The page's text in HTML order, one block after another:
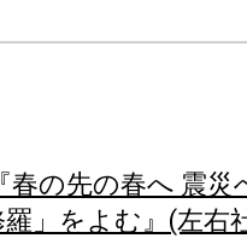
春の先の春へ 震
」をよむ』(左右